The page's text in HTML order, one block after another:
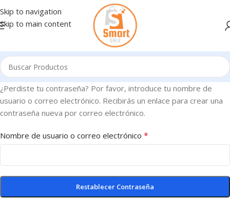
Skip to navigation
Skip to main content
¿Perdiste tu contraseña? Por favor, introduce tu nombre de
usuario o correo electrónico. Recibirás un enlace para crear una
contraseña nueva por correo electrónico.
Nombre de usuario o correo electrónico *
Restablecer Contraseña